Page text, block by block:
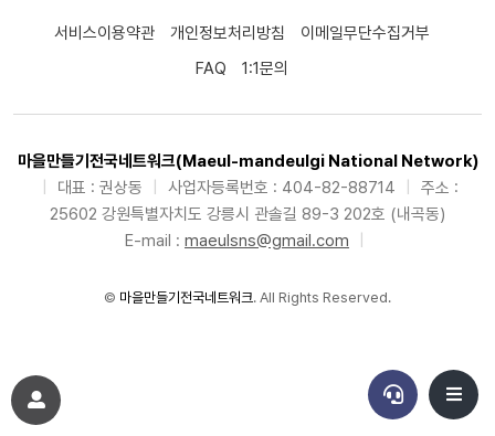
서비스이용약관 개인정보처리방침
이메일무단수집거부
FAQ
1:1문의
마을만들기전국네트워크(Maeul-mandeulgi National Network)
대표 : 권상동 사업자등록번호 : 404-82-88714
주소 :
25602 강원특별자치도 강릉시 관솔길 89-3 202호 (내곡동)
E-mail : maeulsns@gmail.com
© 마을만들기전국네트워크. All Rights Reserved.